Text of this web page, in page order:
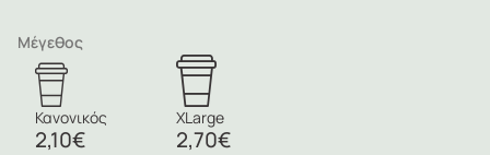
Μέγεθος
Κανονικός
2,10€
XLarge
2,70€